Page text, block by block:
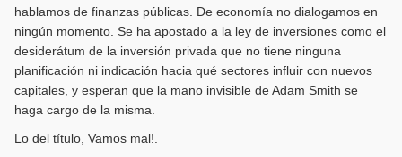
hablamos de finanzas públicas. De economía no dialogamos en
ningún momento. Se ha apostado a la ley de inversiones como el
desiderátum de la inversión privada que no tiene ninguna
planificación ni indicación hacia qué sectores influir con nuevos
capitales, y esperan que la mano invisible de Adam Smith se
haga cargo de la misma.
Lo del título, Vamos mal!.